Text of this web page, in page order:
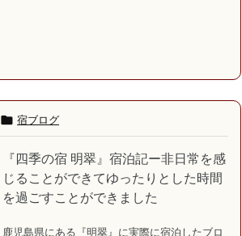
 宿ブログ
『四季の宿 明翠』宿泊記ー非日常を感
じることができてゆったりとした時間
を過ごすことができました
鹿児島県にある『明翠』に実際に宿泊したブロ